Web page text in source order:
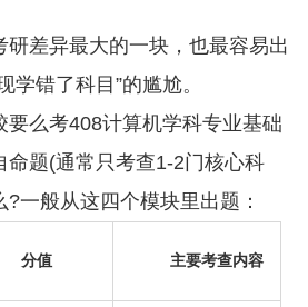
研差异最大的一块，也最容易出
学错了科目”的尴尬。
要么考408计算机学科专业基础
命题(通常只考查1-2门核心科
一般从这四个模块里出题：
分值 主要考查内容